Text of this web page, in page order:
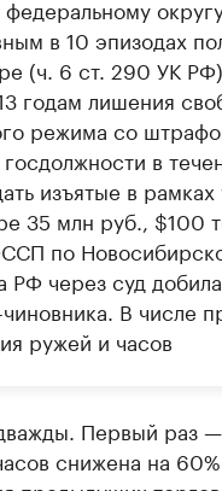
в 10 эпизодах
(ч. 6 ст. 290 УК
годам лишения
режима со
в
изъятые в
35 млн руб., $100
по
РФ через суд
В числе
ружей и часов
Первый раз
снижена на